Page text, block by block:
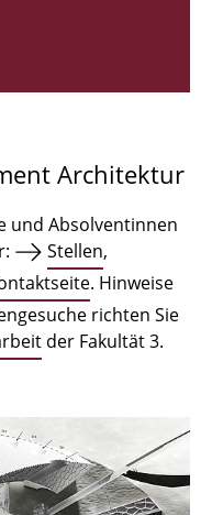
Architektur
und Absolventinnen
Stellen,
. Hinweise
richten Sie
der Fakultät 3.